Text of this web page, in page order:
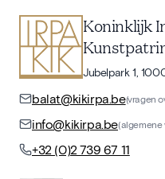
Koninklijk
Jubelpark 1,
balat@kikirpa.be(vragen
info@kikirpa.be(algemene
+32 (0)2 739 67 11